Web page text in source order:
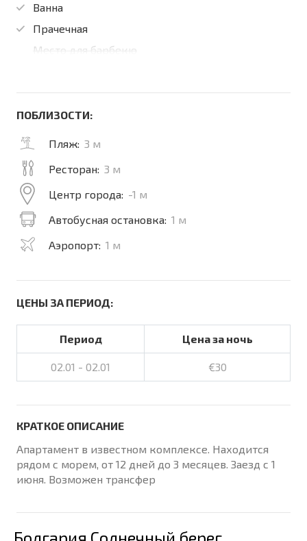
Ванна
Прачечная
Место для барбекю
ПОБЛИЗОСТИ:
Пляж: 3 м
Ресторан: 3 м
Центр города: -1 м
Автобусная остановка: 1 м
Аэропорт: 1 м
ЦЕНЫ ЗА ПЕРИОД:
Период Цена за ночь
02.01 - 02.01 €30
КРАТКОЕ ОПИСАНИЕ
Апартамент в известном комплексе. Находится
рядом с морем, от 12 дней до 3 месяцев. Заезд с 1
июня. Возможен трансфер